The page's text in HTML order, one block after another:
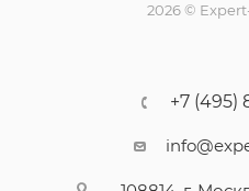
2026 ©
+7 (495)